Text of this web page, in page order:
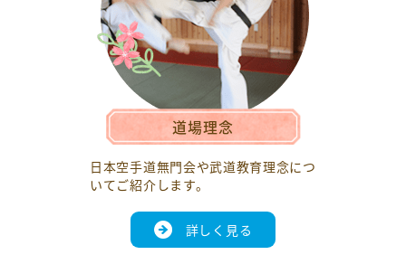
道場理念
日本空手道無門会や武道教育理念につ
いてご紹介します。
詳しく見る